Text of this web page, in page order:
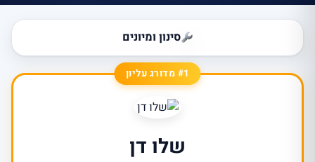
סינון ומיונים
#1 מדורג עליון
שלו דן